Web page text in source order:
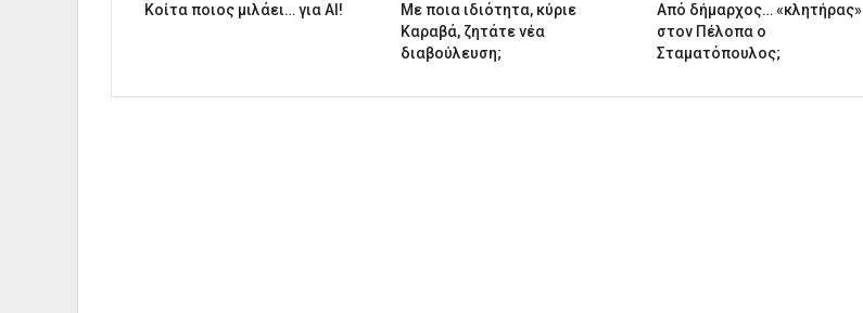
Κοίτα ποιος μιλάει… για AI!
Με ποια ιδιότητα, κύριε
Καραβά, ζητάτε νέα
διαβούλευση;
Από δήμαρχος… «κλητήρας»
στον Πέλοπα ο
Σταματόπουλος;